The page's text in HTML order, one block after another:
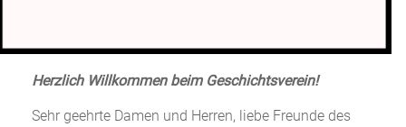
Herzlich Willkommen beim Geschichtsverein!
Sehr geehrte Damen und Herren, liebe Freunde des